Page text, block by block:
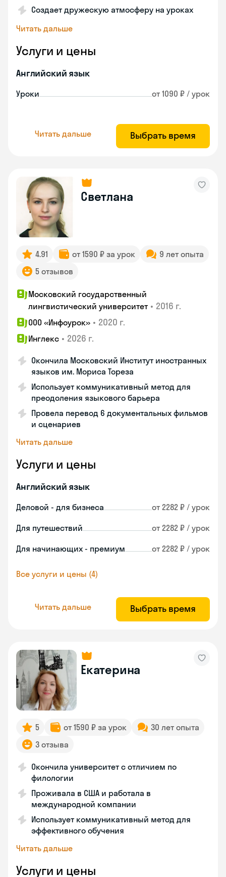
Создает дружескую атмосферу на уроках
Читать дальше
Услуги и цены
Английский язык
Уроки от 1090 ₽ / урок
Читать дальше Выбрать время
Светлана
4.91 от 1590 ₽ за урок
9 лет опыта
5 отзывов
Московский государственный
лингвистический университет • 2016 г.
ООО «Инфоурок» • 2020 г.
Инглекс • 2026 г.
Окончила Московский Институт иностранных
языков им. Мориса Тореза
Использует коммуникативный метод для
преодоления языкового барьера
Провела перевод 6 документальных фильмов
и сценариев
Читать дальше
Услуги и цены
Английский язык
Деловой - для бизнеса от 2282 ₽ / урок
Для путешествий от 2282 ₽ / урок
Для начинающих - премиум от 2282 ₽ / урок
Все услуги и цены (4)
Читать дальше Выбрать время
Екатерина
5 от 1590 ₽ за урок
30 лет опыта
3 отзыва
Окончила университет с отличием по
филологии
Проживала в США и работала в
международной компании
Использует коммуникативный метод для
эффективного обучения
Читать дальше
Услуги и цены